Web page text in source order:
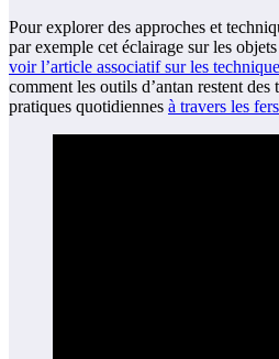
Pour explorer des approches et
par exemple cet éclairage sur les
voir l’article associatif sur les
comment les outils d’antan restent
pratiques quotidiennes à travers les